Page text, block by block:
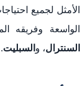
الأمثل لجميع
الواسعة
السنترال، و السبليت.